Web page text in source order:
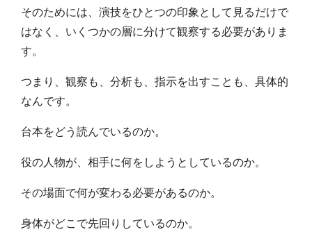
そのためには、演技をひとつの印象として見るだけで
はなく、いくつかの層に分けて観察する必要がありま
す。
つまり、観察も、分析も、指示を出すことも、具体的
なんです。
台本をどう読んでいるのか。
役の人物が、相手に何をしようとしているのか。
その場面で何が変わる必要があるのか。
身体がどこで先回りしているのか。